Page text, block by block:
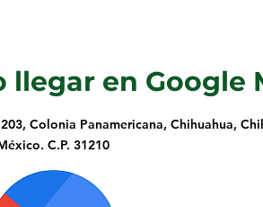
en Google
Colonia Panamericana, Chihuahua,
C.P. 31210